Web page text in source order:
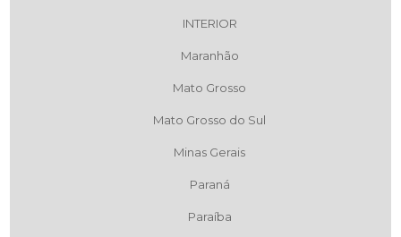
INTERIOR
Maranhão
Mato Grosso
Mato Grosso do Sul
Minas Gerais
Paraná
Paraíba